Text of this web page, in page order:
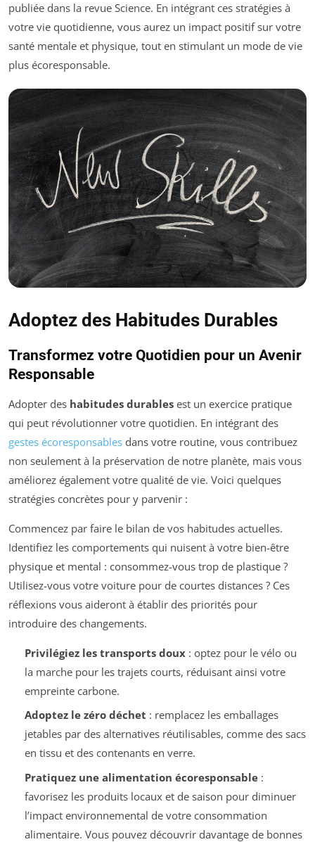
publiée dans la revue Science. En intégrant ces stratégies à
votre vie quotidienne, vous aurez un impact positif sur votre
santé mentale et physique, tout en stimulant un mode de vie
plus écoresponsable.
Adoptez des Habitudes Durables
Transformez votre Quotidien pour un Avenir
Responsable
Adopter des habitudes durables est un exercice pratique
qui peut révolutionner votre quotidien. En intégrant des
gestes écoresponsables dans votre routine, vous contribuez
non seulement à la préservation de notre planète, mais vous
améliorez également votre qualité de vie. Voici quelques
stratégies concrètes pour y parvenir :
Commencez par faire le bilan de vos habitudes actuelles.
Identifiez les comportements qui nuisent à votre bien-être
physique et mental : consommez-vous trop de plastique ?
Utilisez-vous votre voiture pour de courtes distances ? Ces
réflexions vous aideront à établir des priorités pour
introduire des changements.
Privilégiez les transports doux: optez pour le vélo ou
la marche pour les trajets courts, réduisant ainsi votre
empreinte carbone.
Adoptez le zéro déchet : remplacez les emballages
jetables par des alternatives réutilisables, comme des sacs
en tissu et des contenants en verre.
Pratiquez une alimentation écoresponsable:
favorisez les produits locaux et de saison pour diminuer
l’impact environnemental de votre consommation
alimentaire. Vous pouvez découvrir davantage de bonnes